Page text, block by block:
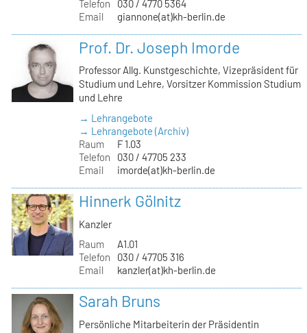
Telefon
030 / 4770 5364
Email
giannone(at)kh-berlin.de
Prof. Dr. Joseph Imorde
Professor Allg. Kunstgeschichte, Vizepräsident für
Studium und Lehre, Vorsitzer Kommission Studium
und Lehre
→ Lehrangebote
→ Lehrangebote (Archiv)
Raum
F 1.03
Telefon
030 / 47705 233
Email
imorde(at)kh-berlin.de
Hinnerk Gölnitz
Kanzler
Raum
A1.01
Telefon
030 / 47705 316
Email
kanzler(at)kh-berlin.de
Sarah Bruns
Persönliche Mitarbeiterin der Präsidentin